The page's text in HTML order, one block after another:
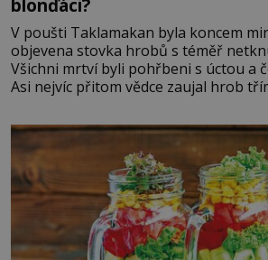
V poušti Taklamakan byla koncem
objevena stovka hrobů s téměř
Všichni mrtví byli pohřbeni s úctou a
Asi nejvíc přitom vědce zaujal hrob
blonďaté vlásky. Fakt, že jsou těla dávných lidí nesmírně
dobře zachovalá, přičítají odborníci
podmínkám. Sucho, prosolené písky a